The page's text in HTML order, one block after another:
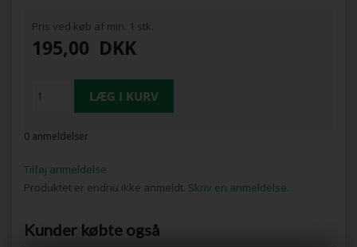
Pris ved køb af min. 1 stk.
195,00 DKK
0 anmeldelser
Tilføj anmeldelse
Produktet er endnu ikke anmeldt. Skriv en anmeldelse.
Kunder købte også